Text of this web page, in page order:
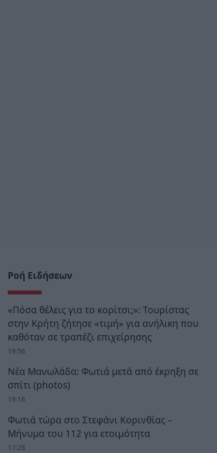
Ροή Ειδήσεων
«Πόσα θέλεις για το κορίτσι;»: Τουρίστας
στην Κρήτη ζήτησε «τιμή» για ανήλικη που
καθόταν σε τραπέζι επιχείρησης
19:56
Νέα Μανωλάδα: Φωτιά μετά από έκρηξη σε
σπίτι (photos)
19:16
Φωτιά τώρα στο Στεφάνι Κορινθίας –
Μήνυμα του 112 για ετοιμότητα
17:28